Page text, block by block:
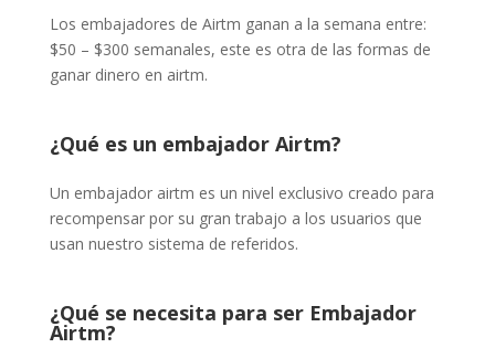
Los embajadores de Airtm ganan a la semana entre:
$50 – $300 semanales, este es otra de las formas de
ganar dinero en airtm.
¿Qué es un embajador Airtm?
Un embajador airtm es un nivel exclusivo creado para
recompensar por su gran trabajo a los usuarios que
usan nuestro sistema de referidos.
¿Qué se necesita para ser Embajador
Airtm?